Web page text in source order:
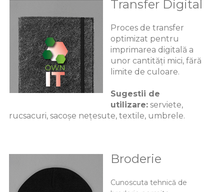
Transfer Digital
Proces de transfer
optimizat pentru
imprimarea digitală a
unor cantități mici, fără
limite de culoare.
Sugestii de
utilizare:serviete,
rucsacuri, sacoșe nețesute, textile, umbrele.
Broderie
Cunoscuta tehnică de